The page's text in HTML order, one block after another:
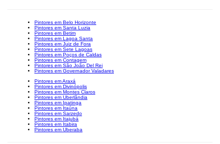
Pintores em Belo Horizonte
Pintores em Santa Luzia
Pintores em Betim
Pintores em Lagoa Santa
Pintores em Juiz de Fora
Pintores em Sete Lagoas
Pintores em Poços de Caldas
Pintores em Contagem
Pintores em São João Del Rei
Pintores em Governador Valadares
Pintores em Araxá
Pintores em Divinópolis
Pintores em Montes Claros
Pintores em Uberlândia
Pintores em Ipatinga
Pintores em Itaúna
Pintores em Sarzedo
Pintores em Itajubá
Pintores em Itabira
Pintores em Uberaba